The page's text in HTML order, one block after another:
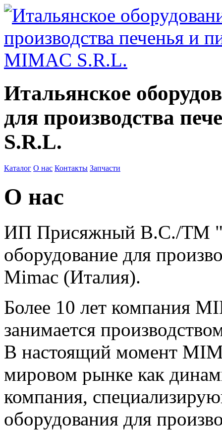
Итальянское
для производства
S.R.L.
Каталог О нас Контакты Запчасти
О нас
ИП Присяжный В.С./ТМ
оборудование для
Mimac (Италия).
Более 10 лет компания
занимается
В настоящий момент
мировом рынке как
компания,
оборудования для